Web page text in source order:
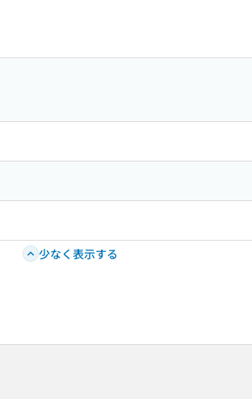
少なく表示する